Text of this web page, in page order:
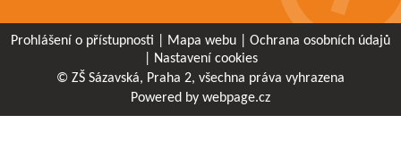
Prohlášení o přístupnosti Mapa webu
Ochrana osobních údajů
Nastavení cookies
© ZŠ Sázavská, Praha 2, všechna práva vyhrazena
Powered by webpage.cz